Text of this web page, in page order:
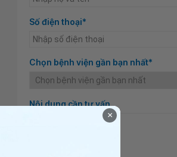
Số điện thoại*
Chọn bệnh viện gần bạn nhất*
Nội dung cần tư vấn
×